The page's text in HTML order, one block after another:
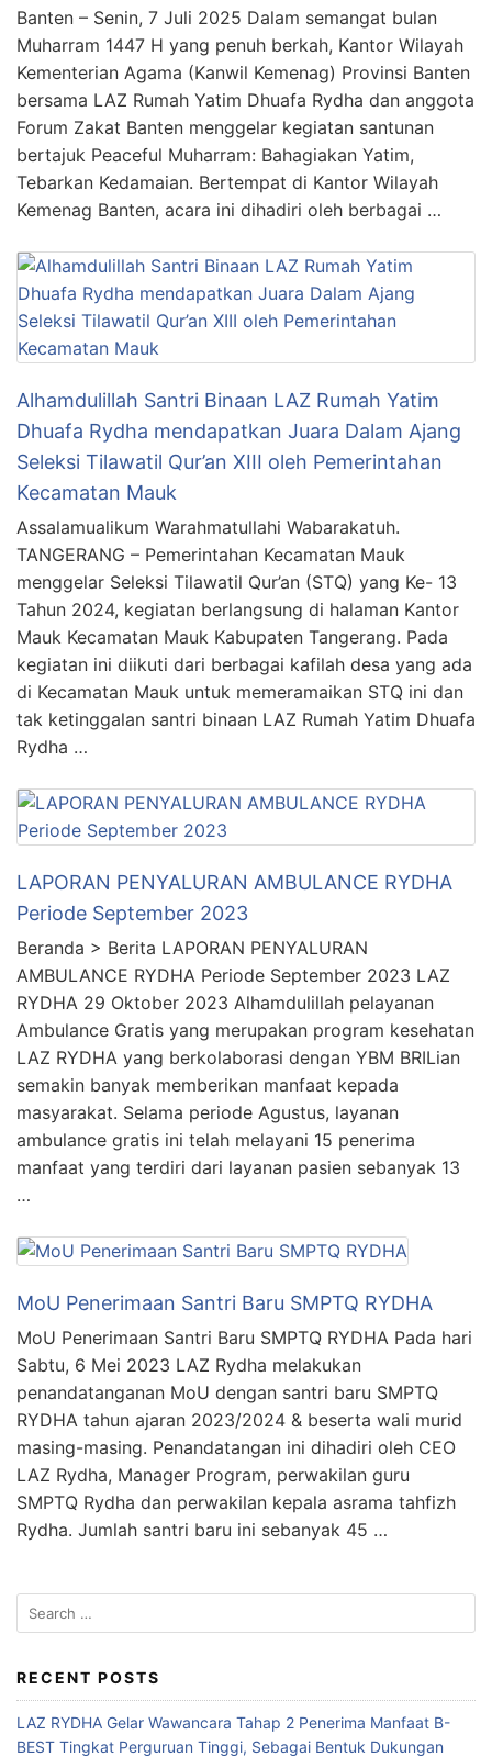
Banten – Senin, 7 Juli 2025 Dalam semangat bulan
Muharram 1447 H yang penuh berkah, Kantor Wilayah
Kementerian Agama (Kanwil Kemenag) Provinsi Banten
bersama LAZ Rumah Yatim Dhuafa Rydha dan anggota
Forum Zakat Banten menggelar kegiatan santunan
bertajuk Peaceful Muharram: Bahagiakan Yatim,
Tebarkan Kedamaian. Bertempat di Kantor Wilayah
Kemenag Banten, acara ini dihadiri oleh berbagai …
Alhamdulillah Santri Binaan LAZ Rumah Yatim
Dhuafa Rydha mendapatkan Juara Dalam Ajang
Seleksi Tilawatil Qur’an XIII oleh Pemerintahan
Kecamatan Mauk
Assalamualikum Warahmatullahi Wabarakatuh.
TANGERANG – Pemerintahan Kecamatan Mauk
menggelar Seleksi Tilawatil Qur’an (STQ) yang Ke- 13
Tahun 2024, kegiatan berlangsung di halaman Kantor
Mauk Kecamatan Mauk Kabupaten Tangerang. Pada
kegiatan ini diikuti dari berbagai kafilah desa yang ada
di Kecamatan Mauk untuk memeramaikan STQ ini dan
tak ketinggalan santri binaan LAZ Rumah Yatim Dhuafa
Rydha …
LAPORAN PENYALURAN AMBULANCE RYDHA
Periode September 2023
Beranda > Berita LAPORAN PENYALURAN
AMBULANCE RYDHA Periode September 2023 LAZ
RYDHA 29 Oktober 2023 Alhamdulillah pelayanan
Ambulance Gratis yang merupakan program kesehatan
LAZ RYDHA yang berkolaborasi dengan YBM BRILian
semakin banyak memberikan manfaat kepada
masyarakat. Selama periode Agustus, layanan
ambulance gratis ini telah melayani 15 penerima
manfaat yang terdiri dari layanan pasien sebanyak 13
…
MoU Penerimaan Santri Baru SMPTQ RYDHA
MoU Penerimaan Santri Baru SMPTQ RYDHA Pada hari
Sabtu, 6 Mei 2023 LAZ Rydha melakukan
penandatanganan MoU dengan santri baru SMPTQ
RYDHA tahun ajaran 2023/2024 & beserta wali murid
masing-masing. Penandatangan ini dihadiri oleh CEO
LAZ Rydha, Manager Program, perwakilan guru
SMPTQ Rydha dan perwakilan kepala asrama tahfizh
Rydha. Jumlah santri baru ini sebanyak 45 …
Search
for:
RECENT POSTS
LAZ RYDHA Gelar Wawancara Tahap 2 Penerima Manfaat B-
BEST Tingkat Perguruan Tinggi, Sebagai Bentuk Dukungan